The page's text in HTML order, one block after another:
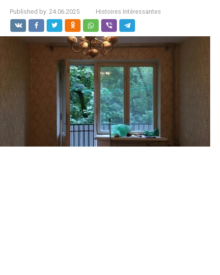
Published by: 24.06.2025 Histoires Intéressantes